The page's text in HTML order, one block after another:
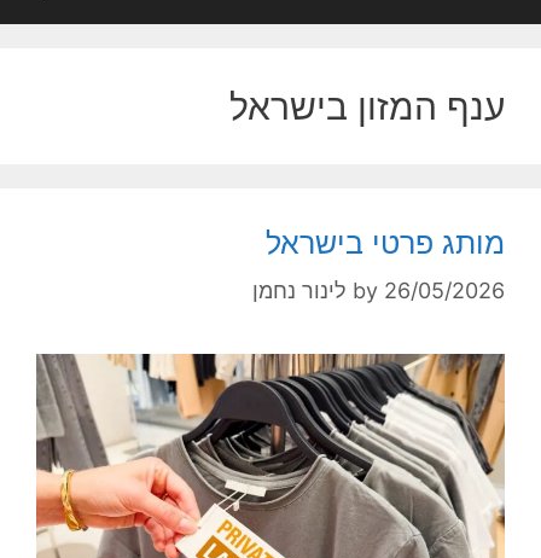
ענף המזון בישראל
מותג פרטי בישראל
26/05/2026
by לינור נחמן